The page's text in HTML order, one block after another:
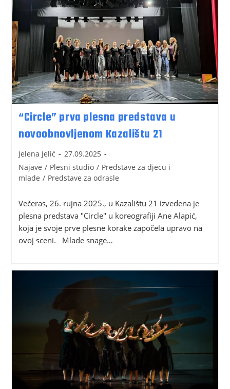
“Circle” prva plesna predstava u
novoobnovljenom Kazalištu 21
Jelena Jelić
27.09.2025
Najave / Plesni studio / Predstave za djecu i
mlade / Predstave za odrasle
Večeras, 26. rujna 2025., u Kazalištu 21 izvedena je
plesna predstava "Circle" u koreografiji Ane Alapić,
koja je svoje prve plesne korake započela upravo na
ovoj sceni. Mlade snage…